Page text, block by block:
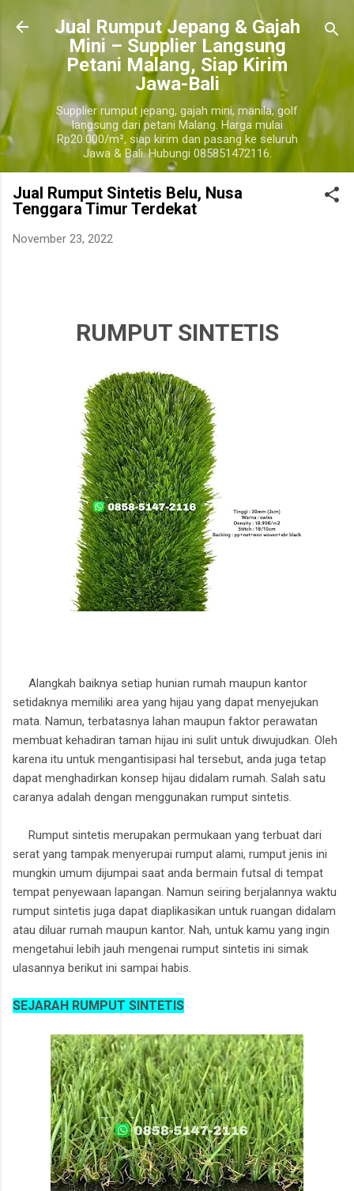
Langsung ke konten utama
​Jual Rumput Jepang & Gajah
Mini – Supplier Langsung
Petani Malang, Siap Kirim
Jawa-Bali
Supplier rumput jepang, gajah mini, manila, golf
langsung dari petani Malang. Harga mulai
Rp20.000/m², siap kirim dan pasang ke seluruh
Jawa & Bali. Hubungi 085851472116.
Jual Rumput Sintetis Belu, Nusa
Tenggara Timur Terdekat
November 23, 2022
RUMPUT SINTETIS
Alangkah baiknya setiap hunian rumah maupun kantor
setidaknya memiliki area yang hijau yang dapat menyejukan
mata. Namun, terbatasnya lahan maupun faktor perawatan
membuat kehadiran taman hijau ini sulit untuk diwujudkan. Oleh
karena itu untuk mengantisipasi hal tersebut, anda juga tetap
dapat menghadirkan konsep hijau didalam rumah. Salah satu
caranya adalah dengan menggunakan rumput sintetis.
Rumput sintetis merupakan permukaan yang terbuat dari
serat yang tampak menyerupai rumput alami, rumput jenis ini
mungkin umum dijumpai saat anda bermain futsal di tempat
tempat penyewaan lapangan. Namun seiring berjalannya waktu
rumput sintetis juga dapat diaplikasikan untuk ruangan didalam
atau diluar rumah maupun kantor. Nah, untuk kamu yang ingin
mengetahui lebih jauh mengenai rumput sintetis ini simak
ulasannya berikut ini sampai habis.
SEJARAH RUMPUT SINTETIS